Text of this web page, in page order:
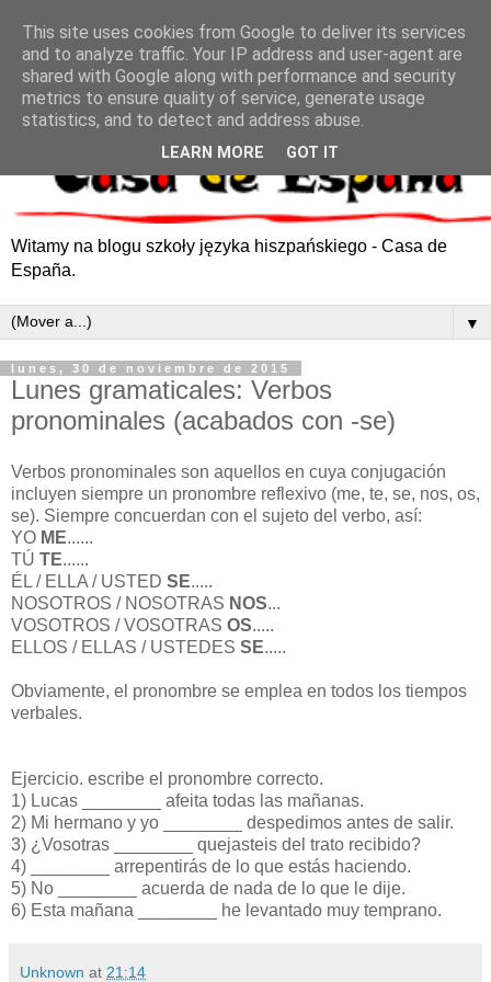
Witamy na blogu szkoły języka hiszpańskiego - Casa de
España.
▼
lunes, 30 de noviembre de 2015
Lunes gramaticales: Verbos
pronominales (acabados con -se)
Verbos pronominales son aquellos en cuya conjugación
incluyen siempre un pronombre reflexivo (me, te, se, nos, os,
se). Siempre concuerdan con el sujeto del verbo, así:
YO ME......
TÚ TE......
ÉL / ELLA / USTED SE.....
NOSOTROS / NOSOTRAS NOS...
VOSOTROS / VOSOTRAS OS.....
ELLOS / ELLAS / USTEDES SE.....
Obviamente, el pronombre se emplea en todos los tiempos
verbales.
Ejercicio. escribe el pronombre correcto.
1) Lucas ________ afeita todas las mañanas.
2) Mi hermano y yo ________ despedimos antes de salir.
3) ¿Vosotras ________ quejasteis del trato recibido?
4) ________ arrepentirás de lo que estás haciendo.
5) No ________ acuerda de nada de lo que le dije.
6) Esta mañana ________ he levantado muy temprano.
Unknown at 21:14
This site uses cookies from Google to deliver its services
and to analyze traffic. Your IP address and user-agent are
shared with Google along with performance and security
metrics to ensure quality of service, generate usage
statistics, and to detect and address abuse.
LEARN MORE GOT IT